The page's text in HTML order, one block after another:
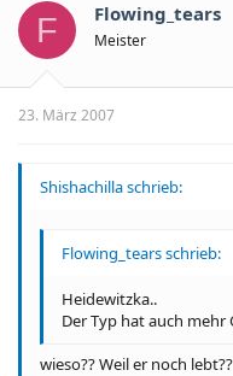
F Flowing_tears
Meister
23. März 2007
Shishachilla schrieb:
Flowing_tears schrieb:
Heidewitzka..
Der Typ hat auch mehr
wieso?? Weil er noch lebt??